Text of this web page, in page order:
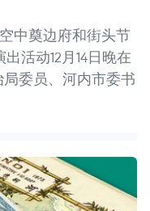
中奠边府和街头节
活动12月14日晚在
委员、河内市委书